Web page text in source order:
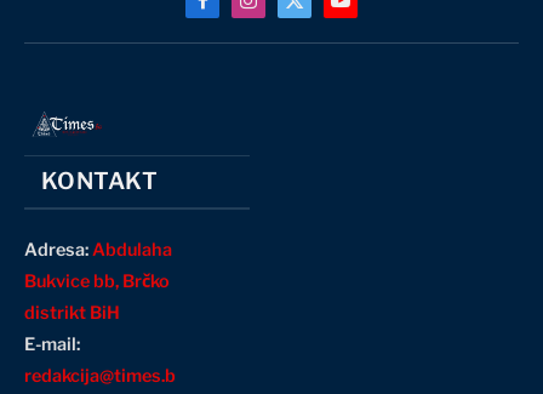
FacebookInstagram
X
YouTube
KONTAKT
Adresa: Abdulaha
Bukvice bb, Brčko
distrikt BiH
E-mail:
redakcija@times.b